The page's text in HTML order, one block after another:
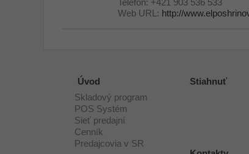
Telefón: +421 903 536 533
Web URL: http://
Úvod
Skladový program
POS Systém
Sieť predajní
Cenník
Predajcovia v SR
Stiahnuť